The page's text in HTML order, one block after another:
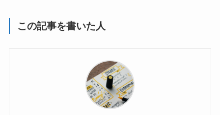
この記事を書いた人